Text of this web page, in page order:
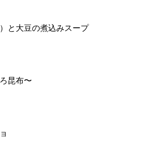
と大豆の煮込みスープ
昆布〜